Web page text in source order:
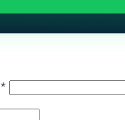
*Required